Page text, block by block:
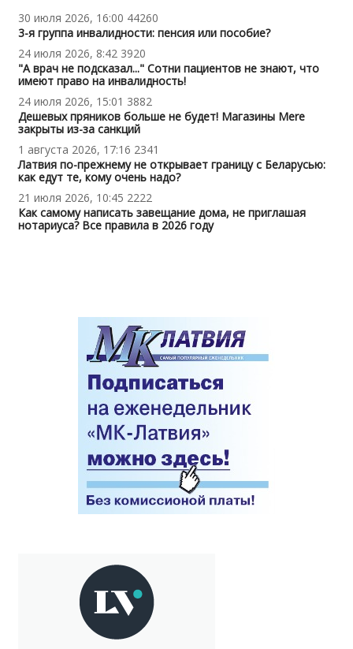
30 июля 2026, 16:00 44260
3-я группа инвалидности: пенсия или пособие?
24 июля 2026, 8:42 3920
"А врач не подсказал..." Сотни пациентов не знают, что
имеют право на инвалидность!
24 июля 2026, 15:01 3882
Дешевых пряников больше не будет! Магазины Mere
закрыты из-за санкций
1 августа 2026, 17:16 2341
Латвия по-прежнему не открывает границу с Беларусью:
как едут те, кому очень надо?
21 июля 2026, 10:45 2222
Как самому написать завещание дома, не приглашая
нотариуса? Все правила в 2026 году